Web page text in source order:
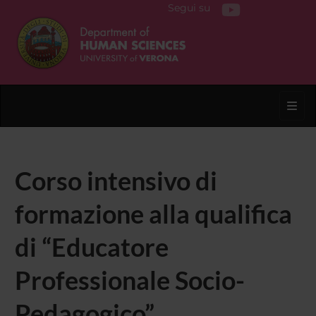
Segui su
Corso intensivo di
formazione alla qualifica
di “Educatore
Professionale Socio-